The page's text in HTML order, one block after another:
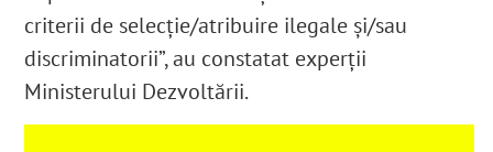
criterii de selecție/atribuire ilegale și/sau
discriminatorii”, au constatat experții
Ministerului Dezvoltării.